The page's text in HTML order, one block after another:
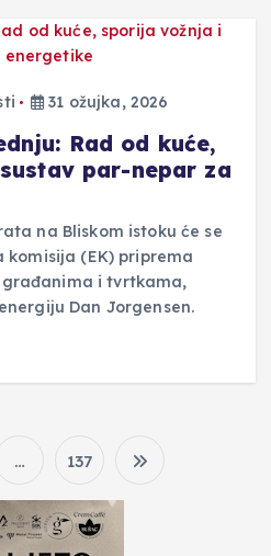
31 ožujka, 2026
Rad od kuće,
par-nepar za
na Bliskom istoku će se
komisija (EK) priprema
i tvrtkama,
Dan Jorgensen.
B
r
… 137